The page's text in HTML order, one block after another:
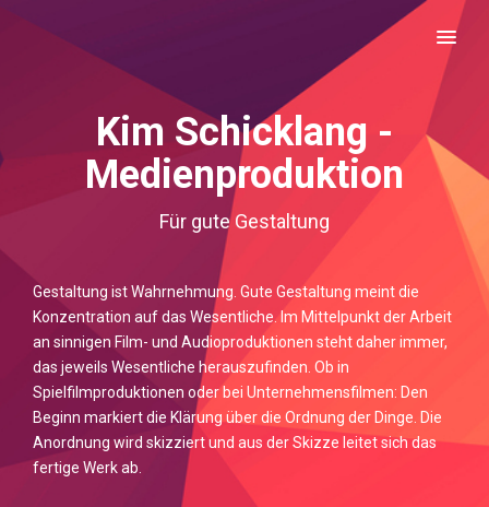
MENU
Kim Schicklang -
Medienproduktion
Für gute Gestaltung
Gestaltung ist Wahrnehmung. Gute Gestaltung meint die
Konzentration auf das Wesentliche. Im Mittelpunkt der Arbeit
an sinnigen Film- und Audioproduktionen steht daher immer,
das jeweils Wesentliche herauszufinden. Ob in
Spielfilmproduktionen oder bei Unternehmensfilmen: Den
Beginn markiert die Klärung über die Ordnung der Dinge. Die
Anordnung wird skizziert und aus der Skizze leitet sich das
fertige Werk ab.